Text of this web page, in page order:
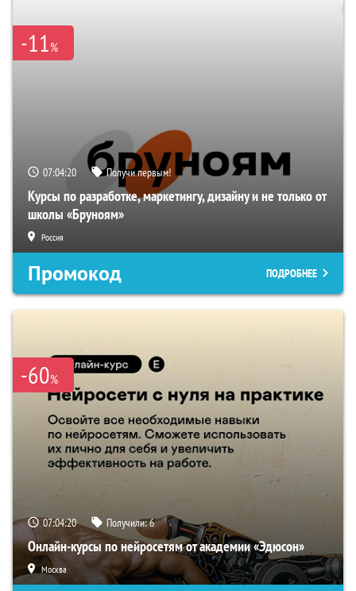
-11%
07:04:19 Получи первым!
Курсы по разработке, маркетингу, дизайну и не только от
школы «Бруноям»
Россия
Промокод ПОДРОБНЕЕ
-60%
07:04:19 Получили:6
Онлайн-курсы по нейросетям от академии «Эдюсон»
Москва